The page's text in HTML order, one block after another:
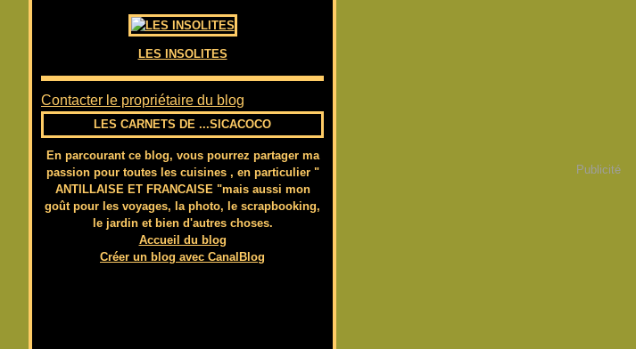
LES INSOLITES
Contacter le propriétaire du blog
LES CARNETS DE ...SICACOCO
En parcourant ce blog, vous pourrez partager ma
passion pour toutes les cuisines , en particulier "
ANTILLAISE ET FRANCAISE "mais aussi mon
goût pour les voyages, la photo, le scrapbooking,
le jardin et bien d'autres choses.
Accueil du blog
Créer un blog avec CanalBlog
Publicité